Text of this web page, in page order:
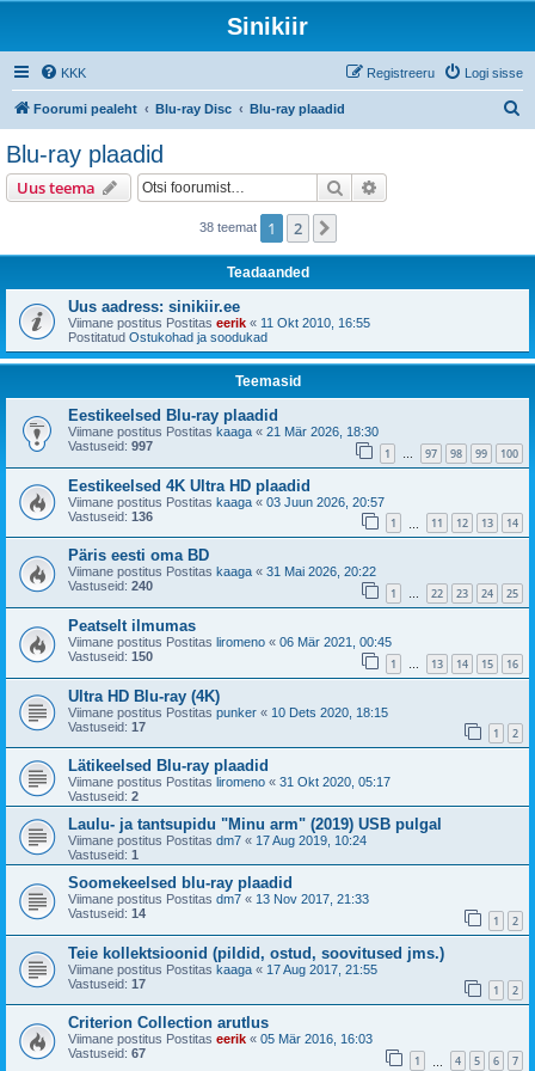
Sinikiir
KKK Logi sisse
Registreeru
Foorumi pealeht Blu-ray Disc Blu-ray plaadid
Blu-ray plaadid
Uus teema Otsi
38 teemat 1 2
Teadaanded
Uus aadress: sinikiir.ee
Viimane postitus Postitas eerik « 11 Okt 2010, 16:55
Postitatud Ostukohad ja soodukad
Teemasid
Eestikeelsed Blu-ray plaadid
Viimane postitus Postitas kaaga « 21 Mär 2026, 18:30
Vastuseid: 997 1 … 97 98 99 100
Eestikeelsed 4K Ultra HD plaadid
Viimane postitus Postitas kaaga « 03 Juun 2026, 20:57
Vastuseid: 136 1 11 12 13 14
Päris eesti oma BD
Viimane postitus Postitas kaaga « 31 Mai 2026, 20:22
Vastuseid: 240 1 … 22 23 24 25
Peatselt ilmumas
Viimane postitus Postitas liromeno « 06 Mär 2021, 00:45
Vastuseid: 150 1 … 13 14 15 16
Ultra HD Blu-ray (4K)
Viimane postitus Postitas punker « 10 Dets 2020, 18:15
Vastuseid: 17 1 2
Lätikeelsed Blu-ray plaadid
Viimane postitus Postitas liromeno « 31 Okt 2020, 05:17
Vastuseid: 2
Laulu- ja tantsupidu "Minu arm" (2019) USB pulgal
Viimane postitus Postitas dm7 « 17 Aug 2019, 10:24
Vastuseid: 1
Soomekeelsed blu-ray plaadid
Viimane postitus Postitas dm7 « 13 Nov 2017, 21:33
Vastuseid: 14 1 2
Teie kollektsioonid (pildid, ostud, soovitused jms.)
Viimane postitus Postitas kaaga « 17 Aug 2017, 21:55
Vastuseid: 17 1 2
Criterion Collection arutlus
Viimane postitus Postitas eerik « 05 Mär 2016, 16:03
Vastuseid: 67 1 4 5 6 7